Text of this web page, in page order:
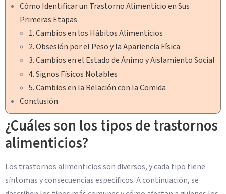
Cómo Identificar un Trastorno Alimenticio en Sus
Primeras Etapas
1. Cambios en los Hábitos Alimenticios
2. Obsesión por el Peso y la Apariencia Física
3. Cambios en el Estado de Ánimo y Aislamiento Social
4. Signos Físicos Notables
5. Cambios en la Relación con la Comida
Conclusión
¿Cuáles son los tipos de trastornos
alimenticios?
Los trastornos alimenticios son diversos, y cada tipo tiene
síntomas y consecuencias específicos. A continuación, se